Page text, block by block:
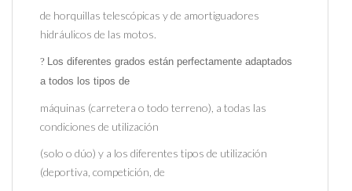
de horquillas telescópicas y de amortiguadores
hidráulicos de las motos.
? Los diferentes grados están perfectamente adaptados
a todos los tipos de
máquinas (carretera o todo terreno), a todas las
condiciones de utilización
(solo o dúo) y a los diferentes tipos de utilización
(deportiva, competición, de